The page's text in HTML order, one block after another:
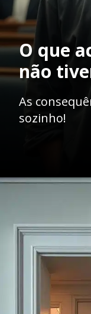
O que
não
As
sozinho!